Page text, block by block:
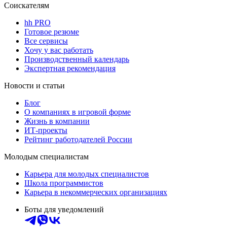
Соискателям
hh PRO
Готовое резюме
Все сервисы
Хочу у вас работать
Производственный календарь
Экспертная рекомендация
Новости и статьи
Блог
О компаниях в игровой форме
Жизнь в компании
ИТ-проекты
Рейтинг работодателей России
Молодым специалистам
Карьера для молодых специалистов
Школа программистов
Карьера в некоммерческих организациях
Боты для уведомлений